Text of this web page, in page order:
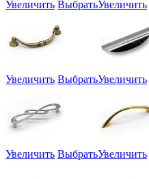
Увеличить ВыбратьУвеличить
Увеличить ВыбратьУвеличить
Увеличить ВыбратьУвеличить